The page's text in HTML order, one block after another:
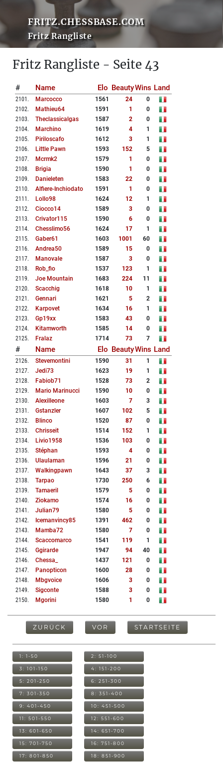
FRITZ.CHESSBASE.COM
Fritz Rangliste
Fritz Rangliste - Seite 43
# Name Elo BeautyWins Land
2101 . Marcocco 1561 24
0
2102. Mathieu64 1591 1
0
2103. Theclassicalgas 1587 2
0
2104. Marchino 1619 4
1
2105. Piriloscafo 1612 3
1
2106. Little Pawn 1593 152
5
2107. Mcrmk2 1579 1
0
2108. Brigia 1590 1
0
2109. Danieleten 1583 22
0
2110. Alfiere-Inchiodato 1591 1
0
2111 . Lollo98 1624 12
1
2112. Ciocco14 1589 3
0
2113. Crivator115 1590 6
0
2114. Chesslimo56 1624 17
1
2115. Gaber61 1603 1001
60
2116. Andrea50 1589 15
0
2117. Manovale 1587 3
0
2118. Rob_fio 1537 123
1
2119. Joe Mountain 1683 224
11
2120. Scacchig 1618 10
1
2121 . Gennari 1621 5
2
2122. Karpovet 1634 16
1
2123. Gp19xx 1583 43
0
2124. Kitamworth 1585 14
0
2125. Fralaz 1714 73 7
# Name Elo BeautyWins Land
2126. Stevemontini 1590 31
1
2127. Jedi73 1623 19
1
2128. Fabiob71 1528 73
2
2129. Mario Marinucci 1590 10
0
2130. Alexilleone 1603 7
3
2131 . Gstanzler 1607 102
5
2132. Blinco 1520 87
0
2133. Chrisseit 1514 152
1
2134. Livio1958 1536 103
0
2135. Stéphan 1593 4
0
2136. Ulaulaman 1596 21
0
2137. Walkingpawn 1643 37
3
2138. Tarpao 1730 250
6
2139. Tamaeril 1579 5
0
2140. Ziokamo 1574 16
0
2141 . Julian79 1580 5
0
2142. Icemanvincy85 1391 462
0
2143. Mamba72 1580 7
0
2144. Scaccomarco 1541 119
1
2145. Ggirarde 1947 94
40
2146. Chessa_ 1437 121
0
2147. Panopticon 1600 28
0
2148. Mbgvoice 1606 3
0
2149. Sigconte 1588 3
0
2150. Mgorini 1580 1 0
ZURÜCK VOR STARTSEITE
1: 1-50 2: 51-100
3: 101-150 4: 151-200
5: 201-250 6: 251-300
7: 301-350 8: 351-400
9: 401-450 10: 451-500
11: 501-550 12: 551-600
13: 601-650 14: 651-700
15: 701-750 16: 751-800
17: 801-850 18: 851-900